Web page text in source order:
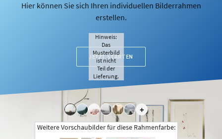
Hier können Sie sich Ihren individuellen Bilderrahmen
erstellen.
JETZT STARTEN
+
Hinweis:
Das
Musterbild
ist nicht
Teil der
Lieferung.
Weitere Vorschaubilder für diese Rahmenfarbe: